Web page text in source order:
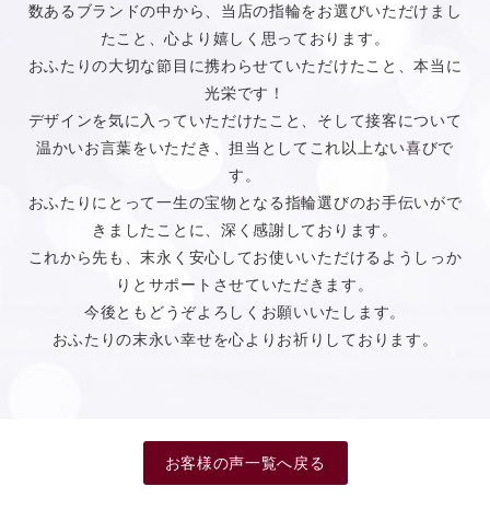
数あるブランドの中から、当店の指輪をお選びいただけまし
たこと、心より嬉しく思っております。
おふたりの大切な節目に携わらせていただけたこと、本当に
光栄です！
デザインを気に入っていただけたこと、そして接客について
温かいお言葉をいただき、担当としてこれ以上ない喜びで
す。
おふたりにとって一生の宝物となる指輪選びのお手伝いがで
きましたことに、深く感謝しております。
これから先も、末永く安心してお使いいただけるようしっか
りとサポートさせていただきます。
今後ともどうぞよろしくお願いいたします。
おふたりの末永い幸せを心よりお祈りしております。
お客様の声一覧へ戻る